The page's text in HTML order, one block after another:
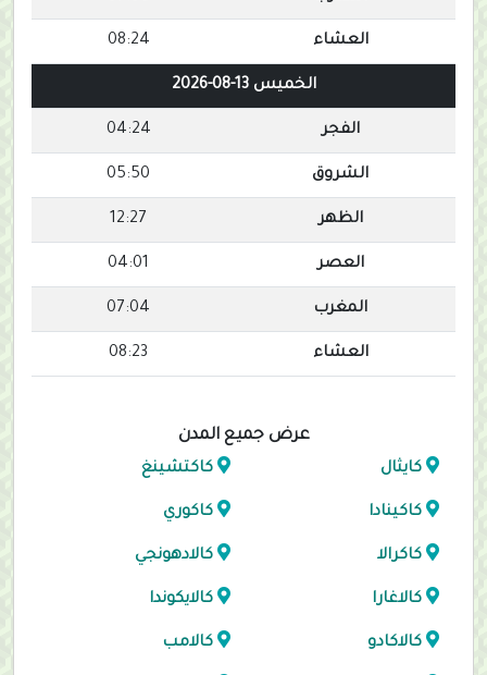
العشاء 08:24
الخميس 13-08-2026
الفجر 04:24
الشروق 05:50
الظهر 12:27
العصر 04:01
المغرب 07:04
العشاء 08:23
عرض جميع المدن
كايثال كاكتشينغ
كاكينادا كاكوري
كاكرالا كالادهونجي
كالاغارا كالايكوندا
كالاكادو كالامب